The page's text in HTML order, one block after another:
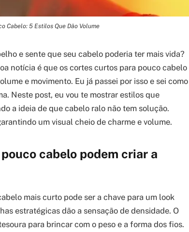
Cabelo: 5 Estilos Que Dão Volume
e sente que seu cabelo poderia ter mais vida?
notícia é que os cortes curtos para pouco cabelo
e movimento. Eu já passei por isso e sei como
Neste post, eu vou te mostrar estilos que
a ideia de que cabelo ralo não tem solução.
um visual cheio de charme e volume.
cabelo podem criar a
mais curto pode ser a chave para um look
estratégicas dão a sensação de densidade. O
para brincar com o peso e a forma dos fios.